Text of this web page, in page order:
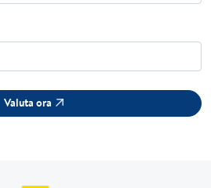
Valuta ora